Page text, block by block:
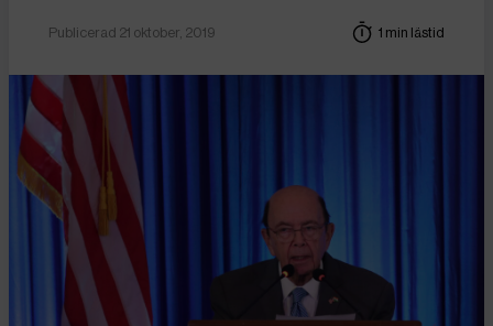
Publicerad 21 oktober, 2019 1 min lästid